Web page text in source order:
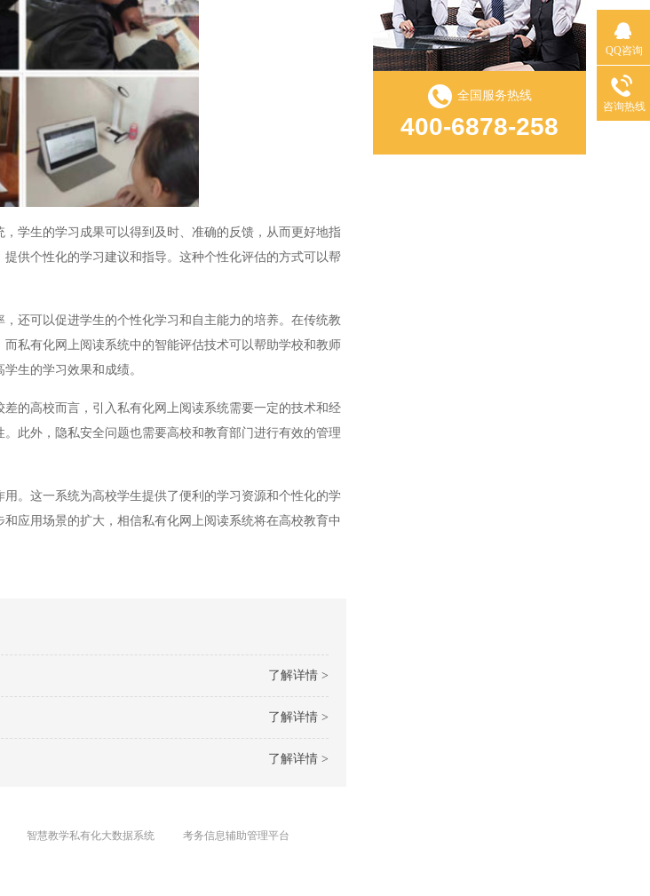
学生的学习成果可以得到及时、准确的反馈，从而更好地指
供个性化的学习建议和指导。这种个性化评估的方式可以帮
可以促进学生的个性化学习和自主能力的培养。在传统教
私有化网上阅读系统中的智能评估技术可以帮助学校和教师
生的学习效果和成绩。
的高校而言，引入私有化网上阅读系统需要一定的技术和经
此外，隐私安全问题也需要高校和教育部门进行有效的管理
。这一系统为高校学生提供了便利的学习资源和个性化的学
应用场景的扩大，相信私有化网上阅读系统将在高校教育中
了解详情 >
了解详情 >
了解详情 >
全国服务热线
400-6878-258
智慧教学私有化大数据系统 考务信息辅助管理平台
QQ咨询
咨询热线